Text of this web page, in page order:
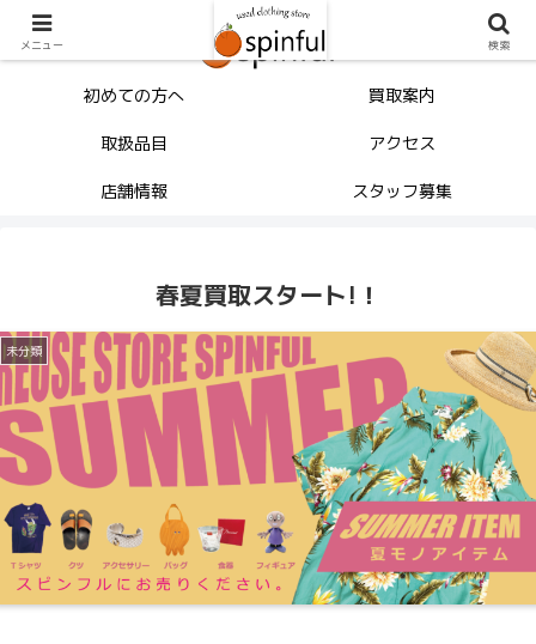
初めての方へ 買取案内
取扱品目 アクセス
店舗情報 スタッフ募集
春夏買取スタート!！
未分類
メニュー 検索